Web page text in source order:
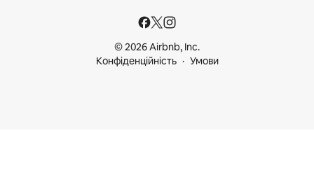
© 2026 Airbnb, Inc.
Конфіденційність
Умови